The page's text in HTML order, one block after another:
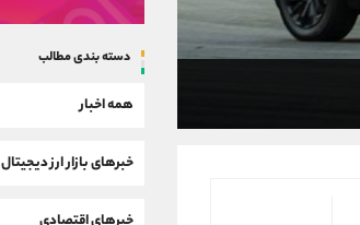
دسته بندی مطالب
همه اخبار
خبرهای بازار ارز دیجیتال